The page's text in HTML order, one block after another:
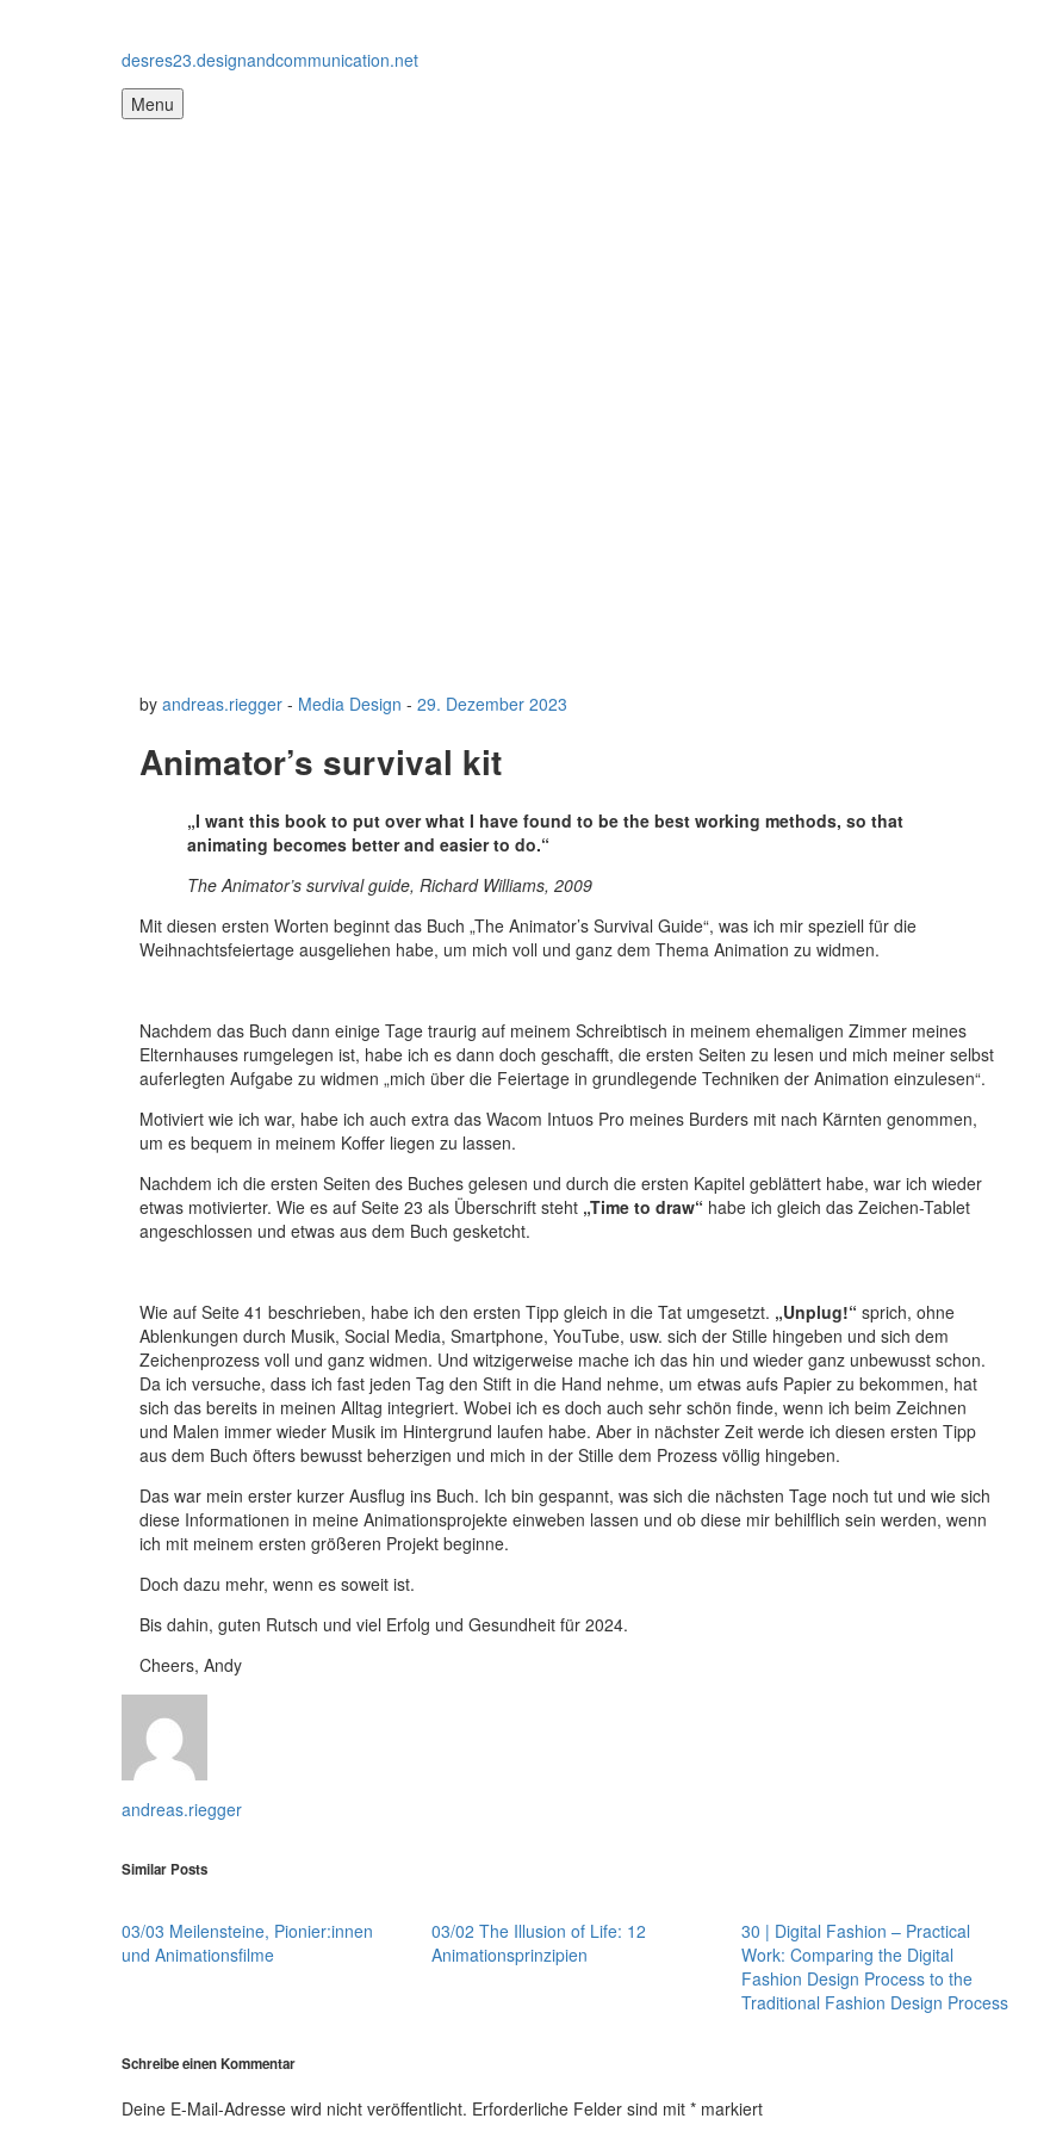
desres23.designandcommunication.net
Menu
by andreas.riegger - Media Design - 29. Dezember 2023
Animator’s survival kit
„I want this book to put over what I have found to be the best working methods, so that
animating becomes better and easier to do.“
The Animator’s survival guide, Richard Williams, 2009
Mit diesen ersten Worten beginnt das Buch „The Animator’s Survival Guide“, was ich mir speziell für die
Weihnachtsfeiertage ausgeliehen habe, um mich voll und ganz dem Thema Animation zu widmen.
Nachdem das Buch dann einige Tage traurig auf meinem Schreibtisch in meinem ehemaligen Zimmer meines
Elternhauses rumgelegen ist, habe ich es dann doch geschafft, die ersten Seiten zu lesen und mich meiner selbst
auferlegten Aufgabe zu widmen „mich über die Feiertage in grundlegende Techniken der Animation einzulesen“.
Motiviert wie ich war, habe ich auch extra das Wacom Intuos Pro meines Burders mit nach Kärnten genommen,
um es bequem in meinem Koffer liegen zu lassen.
Nachdem ich die ersten Seiten des Buches gelesen und durch die ersten Kapitel geblättert habe, war ich wieder
etwas motivierter. Wie es auf Seite 23 als Überschrift steht „Time to draw“ habe ich gleich das Zeichen-Tablet
angeschlossen und etwas aus dem Buch gesketcht.
Wie auf Seite 41 beschrieben, habe ich den ersten Tipp gleich in die Tat umgesetzt. „Unplug!“ sprich, ohne
Ablenkungen durch Musik, Social Media, Smartphone, YouTube, usw. sich der Stille hingeben und sich dem
Zeichenprozess voll und ganz widmen. Und witzigerweise mache ich das hin und wieder ganz unbewusst schon.
Da ich versuche, dass ich fast jeden Tag den Stift in die Hand nehme, um etwas aufs Papier zu bekommen, hat
sich das bereits in meinen Alltag integriert. Wobei ich es doch auch sehr schön finde, wenn ich beim Zeichnen
und Malen immer wieder Musik im Hintergrund laufen habe. Aber in nächster Zeit werde ich diesen ersten Tipp
aus dem Buch öfters bewusst beherzigen und mich in der Stille dem Prozess völlig hingeben.
Das war mein erster kurzer Ausflug ins Buch. Ich bin gespannt, was sich die nächsten Tage noch tut und wie sich
diese Informationen in meine Animationsprojekte einweben lassen und ob diese mir behilflich sein werden, wenn
ich mit meinem ersten größeren Projekt beginne.
Doch dazu mehr, wenn es soweit ist.
Bis dahin, guten Rutsch und viel Erfolg und Gesundheit für 2024.
Cheers, Andy
andreas.riegger
Similar Posts
03/03 Meilensteine, Pionier:innen
und Animationsfilme
03/02 The Illusion of Life: 12
Animationsprinzipien
30 | Digital Fashion – Practical
Work: Comparing the Digital
Fashion Design Process to the
Traditional Fashion Design Process
Schreibe einen Kommentar
Deine E-Mail-Adresse wird nicht veröffentlicht. Erforderliche Felder sind mit * markiert